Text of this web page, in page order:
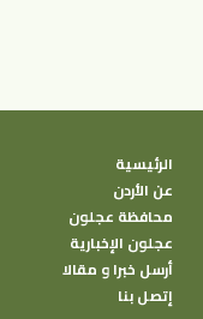
الرئيسية
عن الأردن
محافظة عجلون
عجلون الإخبارية
أرسل خبرا و مقالا
إتصل بنا